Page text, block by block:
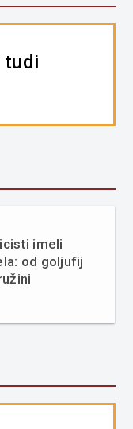
tudi
imeli
od goljufij